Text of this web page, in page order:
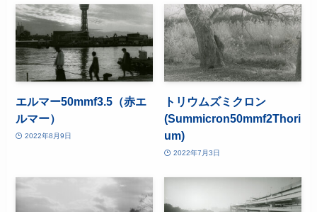
エルマー50mmf3.5（赤エ
ルマー）
2022年8月9日
トリウムズミクロン
(Summicron50mmf2Thori
um)
2022年7月3日